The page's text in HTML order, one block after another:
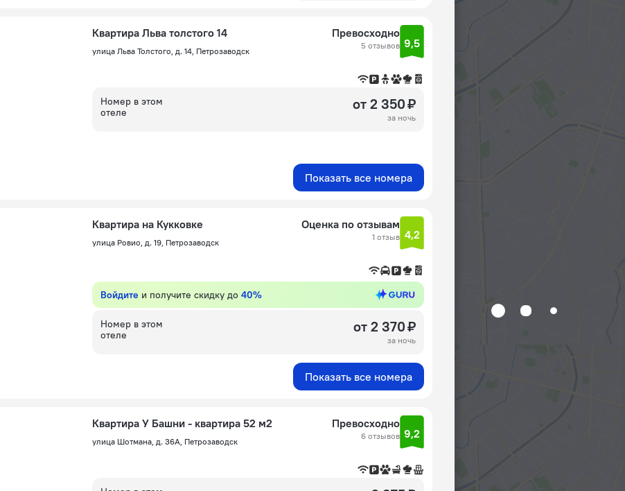
Квартира Льва толстого 14
улица Льва Толстого, д. 14, Петрозаводск
Превосходно
5 отзывов 9,5
Номер в этом
отеле
от 2 350 ₽
за ночь
Показать все номера
Квартира на Кукковке
улица Ровио, д. 19, Петрозаводск
Оценка по отзывам
1 отзыв 4,2
Войдите и получите скидку до 40%
Номер в этом
отеле
от 2 370 ₽
за ночь
Показать все номера
Квартира У Башни - квартира 52 м2
улица Шотмана, д. 36А, Петрозаводск
Превосходно
6 отзывов 9,2